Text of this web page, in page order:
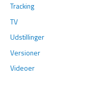
Tracking
TV
Udstillinger
Versioner
Videoer